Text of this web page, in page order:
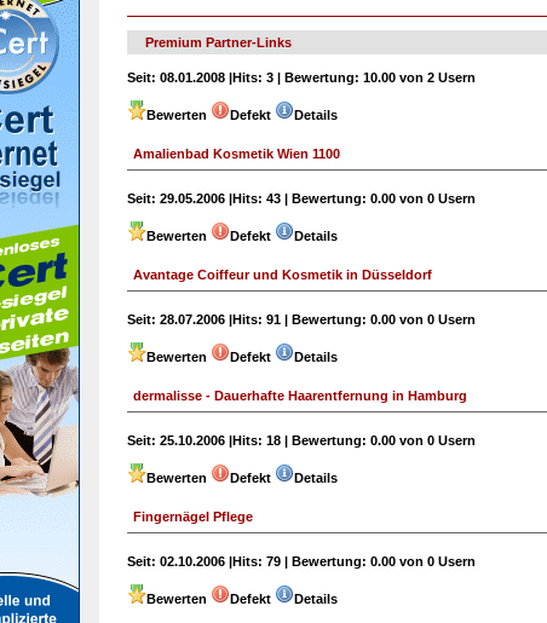
Premium Partner-Links
Seit: 08.01.2008 |Hits: 3 | Bewertung: 10.00 von 2 Usern
Bewerten Defekt Details
Amalienbad Kosmetik Wien 1100
Seit: 29.05.2006 |Hits: 43 | Bewertung: 0.00 von 0 Usern
Bewerten Defekt Details
Avantage Coiffeur und Kosmetik in Düsseldorf
Seit: 28.07.2006 |Hits: 91 | Bewertung: 0.00 von 0 Usern
Bewerten Defekt Details
dermalisse - Dauerhafte Haarentfernung in Hamburg
Seit: 25.10.2006 |Hits: 18 | Bewertung: 0.00 von 0 Usern
Bewerten Defekt Details
Fingernägel Pflege
Seit: 02.10.2006 |Hits: 79 | Bewertung: 0.00 von 0 Usern
Bewerten Defekt Details